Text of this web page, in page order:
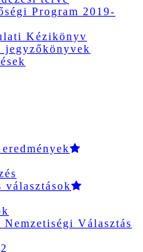
Program 2019-
Kézikönyv
választások
Választás